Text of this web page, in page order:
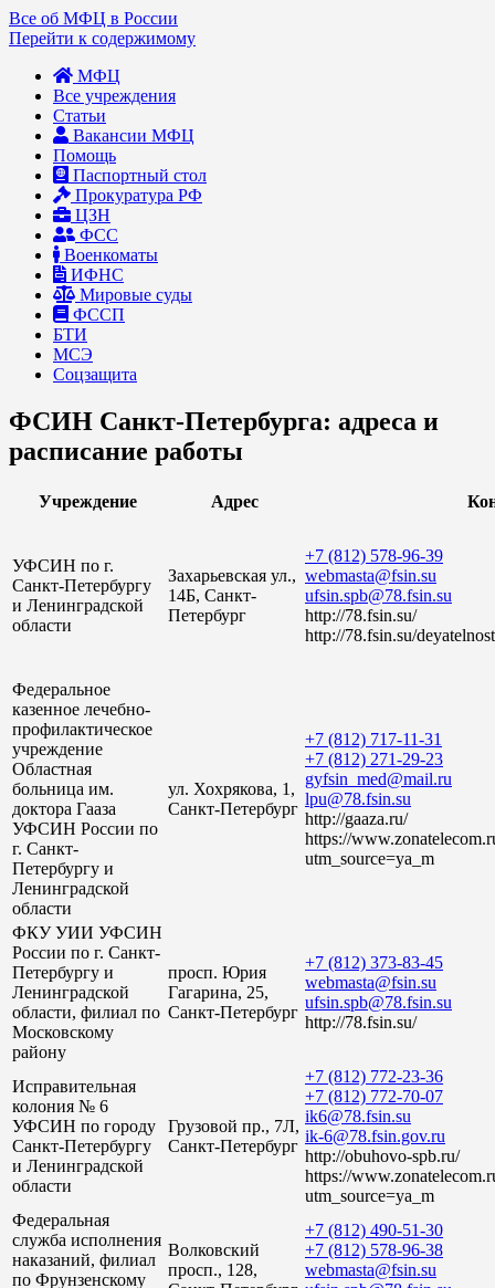
Все об МФЦ в России
Перейти к содержимому
МФЦ
Все учреждения
Статьи
Вакансии МФЦ
Помощь
Паспортный стол
Прокуратура РФ
ЦЗН
ФСС
Военкоматы
ИФНС
Мировые суды
ФССП
БТИ
МСЭ
Соцзащита
ФСИН Санкт-Петербурга: адреса и
расписание работы
Учреждение Адрес
УФСИН по г.
Санкт-Петербургу
и Ленинградской
области
Захарьевская ул.,
14Б, Санкт-
Петербург
+7 (812) 578-96-39
webmasta@fsin.su
ufsin.spb@78.fsin.su
http://78.fsin.su/
http://78.fsin.su/
Федеральное
казенное лечебно-
профилактическое
учреждение
Областная
больница им.
доктора Гааза
УФСИН России по
г. Санкт-
Петербургу и
Ленинградской
области
ул. Хохрякова, 1,
Санкт-Петербург
+7 (812) 717-11-31
+7 (812) 271-29-23
gyfsin_med@mail.ru
lpu@78.fsin.su
http://gaaza.ru/
https://
utm_source=ya_m
ФКУ УИИ УФСИН
России по г. Санкт-
Петербургу и
Ленинградской
области, филиал по
Московскому
району
просп. Юрия
Гагарина, 25,
Санкт-Петербург
+7 (812) 373-83-45
webmasta@fsin.su
ufsin.spb@78.fsin.su
http://78.fsin.su/
Исправительная
колония № 6
УФСИН по городу
Санкт-Петербургу
и Ленинградской
области
Грузовой пр., 7Л,
Санкт-Петербург
+7 (812) 772-23-36
+7 (812) 772-70-07
ik6@78.fsin.su
ik-6@78.fsin.gov.ru
http://obuhovo-spb.ru/
https://
utm_source=ya_m
Федеральная
служба исполнения
наказаний, филиал
по Фрунзенскому
Волковский
просп., 128,
+7 (812) 490-51-30
+7 (812) 578-96-38
webmasta@fsin.su